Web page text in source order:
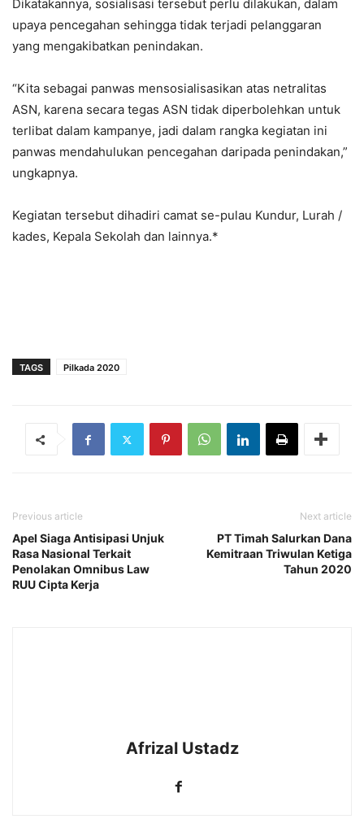
Dikatakannya, sosialisasi tersebut perlu dilakukan, dalam
upaya pencegahan sehingga tidak terjadi pelanggaran
yang mengakibatkan penindakan.
“Kita sebagai panwas mensosialisasikan atas netralitas
ASN, karena secara tegas ASN tidak diperbolehkan untuk
terlibat dalam kampanye, jadi dalam rangka kegiatan ini
panwas mendahulukan pencegahan daripada penindakan,”
ungkapnya.
Kegiatan tersebut dihadiri camat se-pulau Kundur, Lurah /
kades, Kepala Sekolah dan lainnya.*
TAGS Pilkada 2020
Previous article
Apel Siaga Antisipasi Unjuk
Rasa Nasional Terkait
Penolakan Omnibus Law
RUU Cipta Kerja
Next article
PT Timah Salurkan Dana
Kemitraan Triwulan Ketiga
Tahun 2020
Afrizal Ustadz